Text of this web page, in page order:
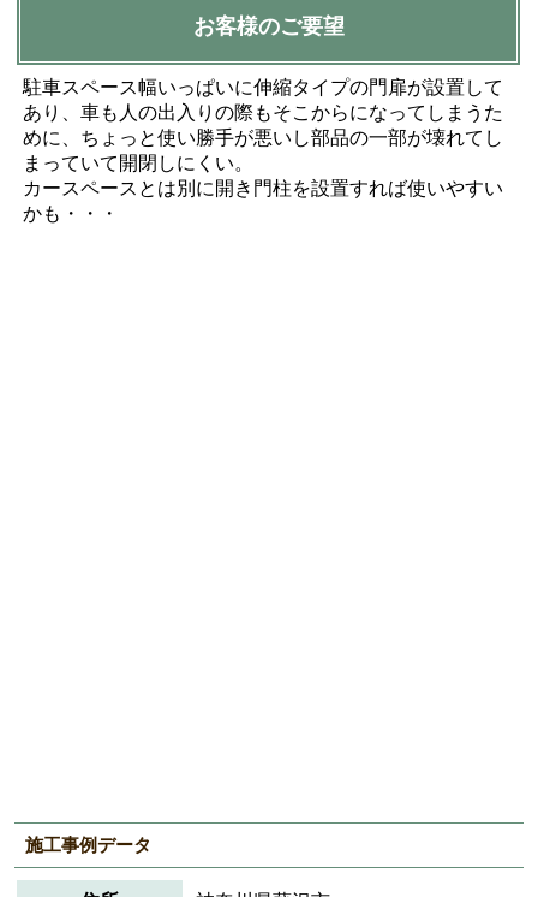
お客様のご要望
駐車スペース幅いっぱいに伸縮タイプの門扉が設置して
あり、車も人の出入りの際もそこからになってしまうた
めに、ちょっと使い勝手が悪いし部品の一部が壊れてし
まっていて開閉しにくい。
カースペースとは別に開き門柱を設置すれば使いやすい
かも・・・
施工事例データ